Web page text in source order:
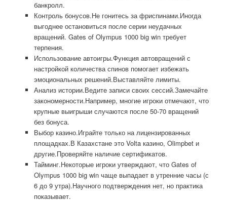
банкролл.
Контроль бонусов.Не гонитесь за фриспинами.Иногда
выгоднее остановиться после серии неудачных
вращений. Gates of Olympus 1000 big win требует
терпения.
Использование автоигры.Функция автовращений с
настройкой количества спинов помогает избежать
эмоциональных решений.Выставляйте лимиты.
Анализ истории.Ведите записи своих сессий.Замечайте
закономерности.Например, многие игроки отмечают, что
крупные выигрыши случаются после 50-70 вращений
без бонуса.
Выбор казино.Играйте только на лицензированных
площадках.В Казахстане это Volta казино, Olimpbet и
другие.Проверяйте наличие сертификатов.
Тайминг.Некоторые игроки утверждают, что Gates of
Olympus 1000 big win чаще выпадает в утренние часы (с
6 до 9 утра).Научного подтверждения нет, но практика
показывает.